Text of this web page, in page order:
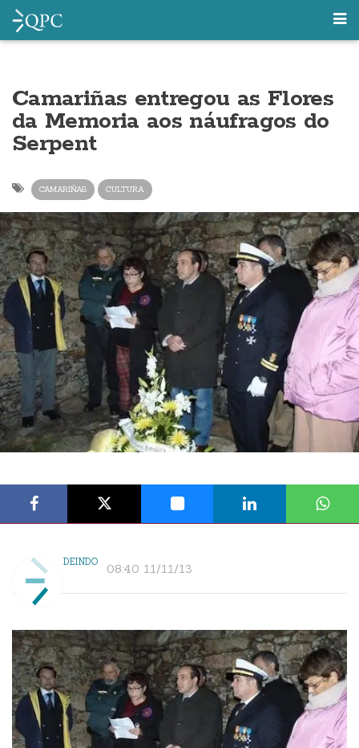
Camariñas entregou as Flores
da Memoria aos náufragos do
Serpent
CAMARIÑAS CULTURA
DEINDO 08:40 11/11/13